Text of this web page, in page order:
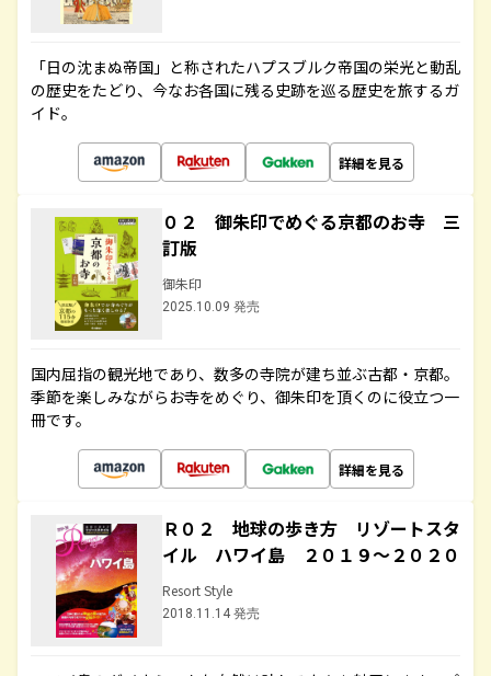
「日の沈まぬ帝国」と称されたハプスブルク帝国の栄光と動乱
の歴史をたどり、今なお各国に残る史跡を巡る歴史を旅するガ
イド。
詳細を見る
０２ 御朱印でめぐる京都のお寺 三
訂版
御朱印
2025.10.09 発売
国内屈指の観光地であり、数多の寺院が建ち並ぶ古都・京都。
季節を楽しみながらお寺をめぐり、御朱印を頂くのに役立つ一
冊です。
詳細を見る
Ｒ０２ 地球の歩き方 リゾートスタ
イル ハワイ島 ２０１９～２０２０
Resort Style
2018.11.14 発売